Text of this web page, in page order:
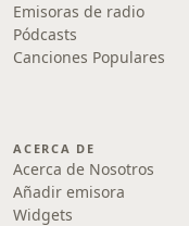
Emisoras de radio
Pódcasts
Canciones Populares
ACERCA DE
Acerca de Nosotros
Añadir emisora
Widgets